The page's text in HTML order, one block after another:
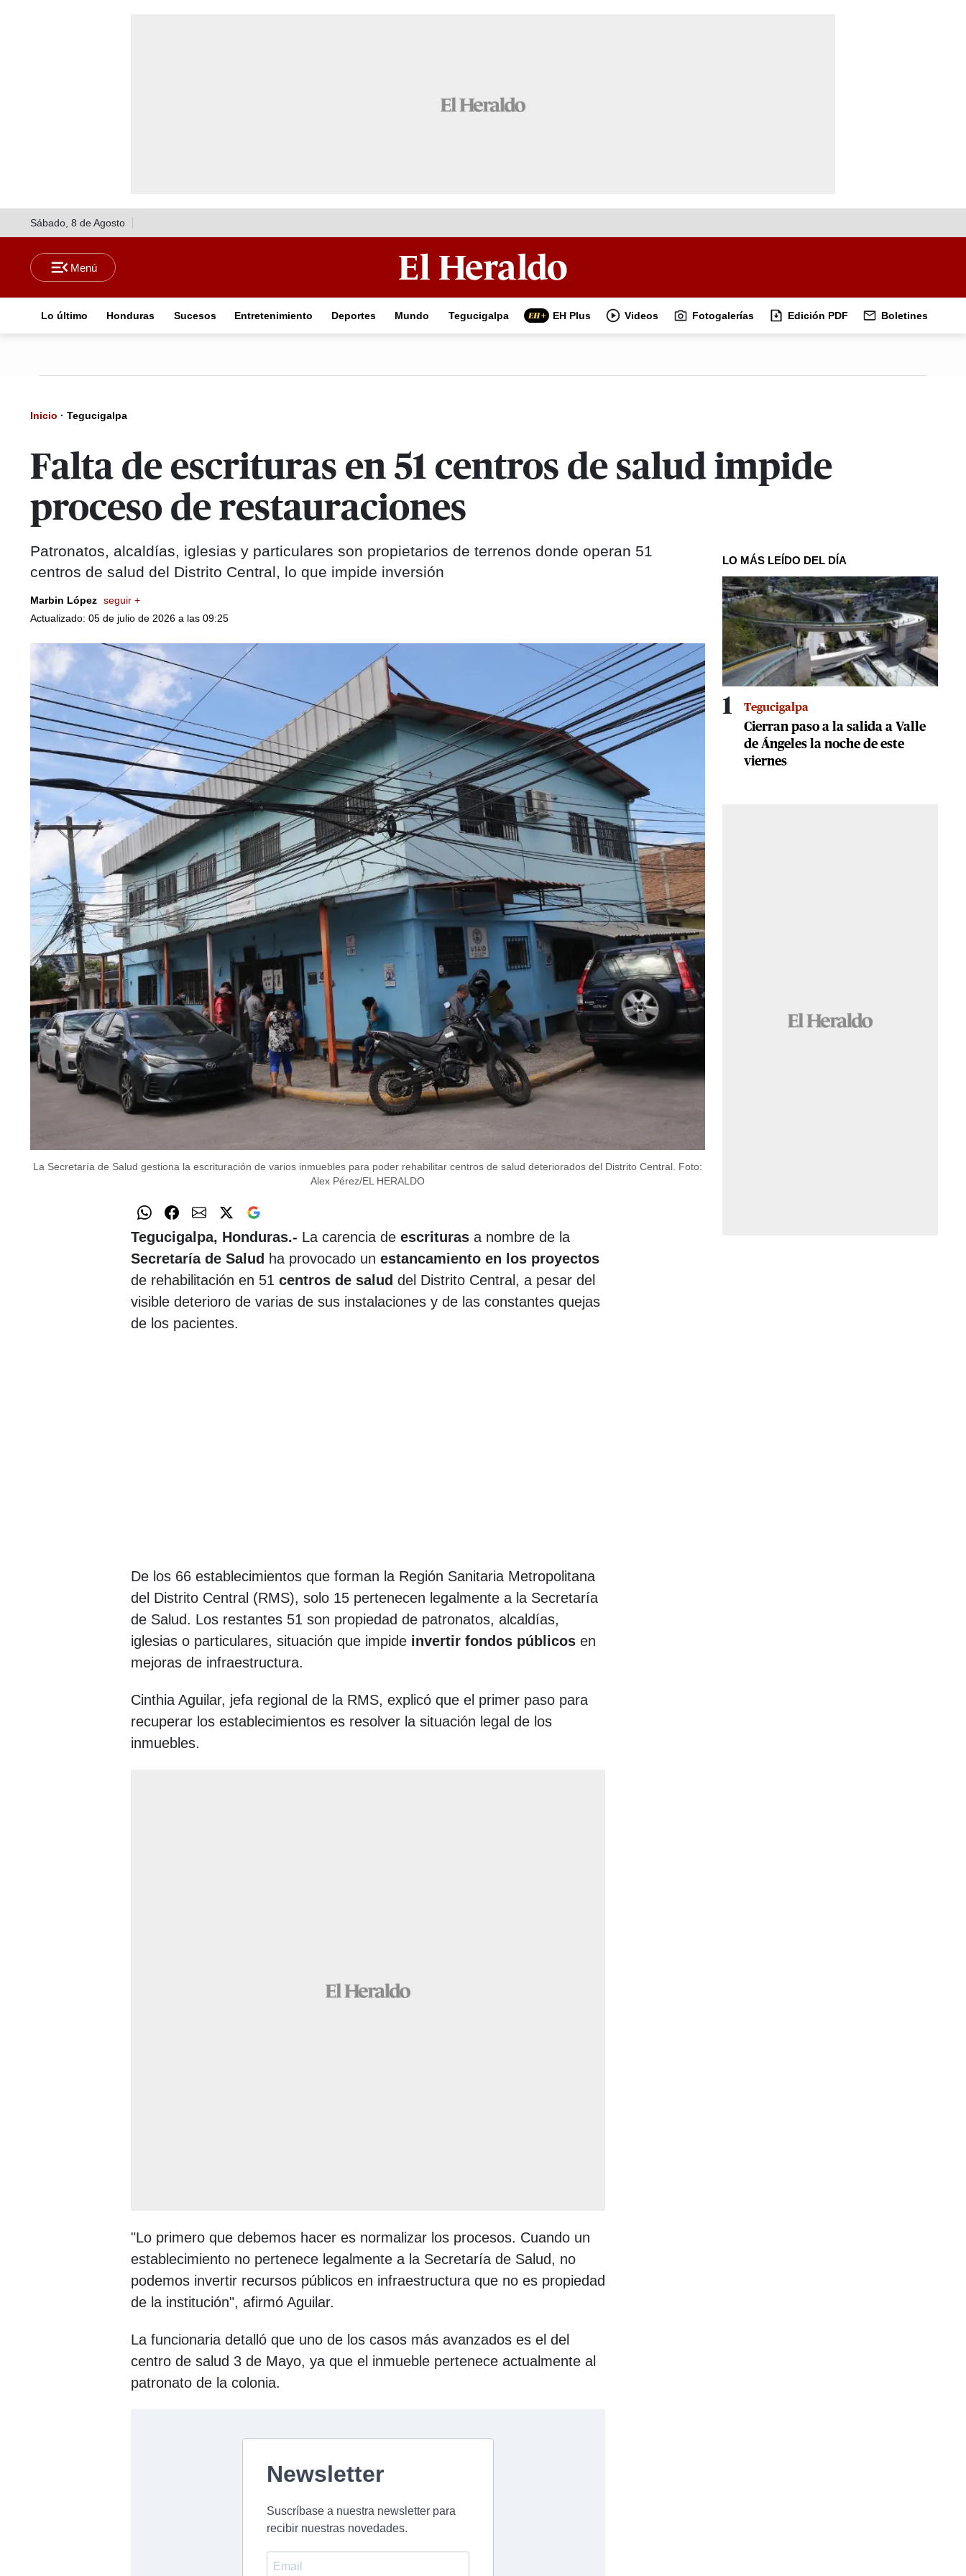
Sábado, 8 de Agosto
Lo último Honduras Sucesos Entretenimiento Deportes Mundo Tegucigalpa EH Plus Videos Fotogalerías Edición PDF Boletines
Inicio · Tegucigalpa
Falta de escrituras en 51 centros de salud impide
proceso de restauraciones
Patronatos, alcaldías, iglesias y particulares son propietarios de terrenos donde operan 51
centros de salud del Distrito Central, lo que impide inversión
Marbin López seguir +
Actualizado: 05 de julio de 2026 a las 09:25
La Secretaría de Salud gestiona la escrituración de varios inmuebles para poder rehabilitar centros de salud deteriorados del Distrito Central. Foto:
Alex Pérez/EL HERALDO
Tegucigalpa, Honduras.- La carencia de escrituras a nombre de la
Secretaría de Salud ha provocado un estancamiento en los proyectos
de rehabilitación en 51 centros de salud del Distrito Central, a pesar del
visible deterioro de varias de sus instalaciones y de las constantes quejas
de los pacientes.
De los 66 establecimientos que forman la Región Sanitaria Metropolitana
del Distrito Central (RMS), solo 15 pertenecen legalmente a la Secretaría
de Salud. Los restantes 51 son propiedad de patronatos, alcaldías,
iglesias o particulares, situación que impide invertir fondos públicosen
mejoras de infraestructura.
Cinthia Aguilar, jefa regional de la RMS, explicó que el primer paso para
recuperar los establecimientos es resolver la situación legal de los
inmuebles.
"Lo primero que debemos hacer es normalizar los procesos. Cuando un
establecimiento no pertenece legalmente a la Secretaría de Salud, no
podemos invertir recursos públicos en infraestructura que no es propiedad
de la institución", afirmó Aguilar.
La funcionaria detalló que uno de los casos más avanzados es el del
centro de salud 3 de Mayo, ya que el inmueble pertenece actualmente al
patronato de la colonia.
LO MÁS LEÍDO DEL DÍA
1 Tegucigalpa
Cierran paso a la salida a Valle
de Ángeles la noche de este
viernes